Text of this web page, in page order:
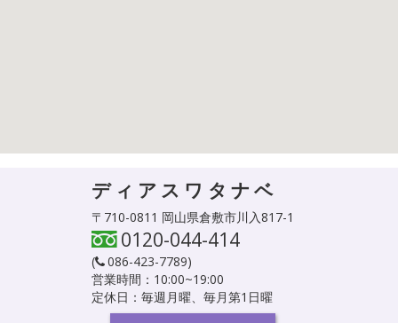
ディアスワタナベ
〒710-0811 岡山県倉敷市川入817-1
0120-044-414
( 086-423-7789)
営業時間：10:00~19:00
定休日：毎週月曜、毎月第1日曜